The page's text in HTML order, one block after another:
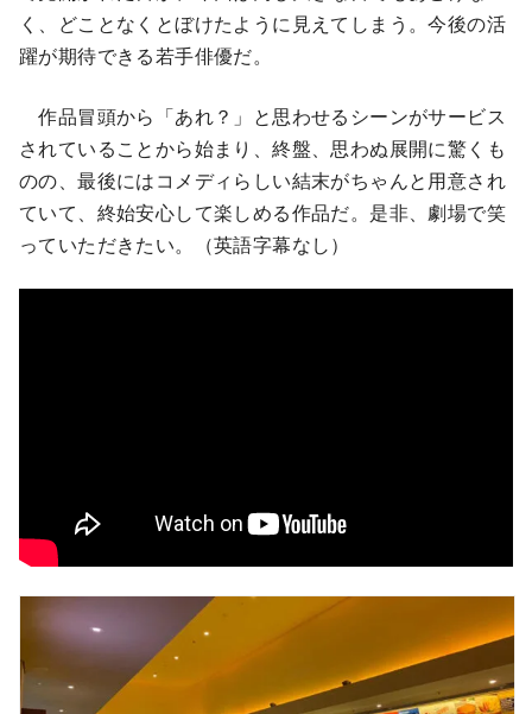
く、どことなくとぼけたように見えてしまう。今後の活
躍が期待できる若手俳優だ。
作品冒頭から「あれ？」と思わせるシーンがサービス
されていることから始まり、終盤、思わぬ展開に驚くも
のの、最後にはコメディらしい結末がちゃんと用意され
ていて、終始安心して楽しめる作品だ。是非、劇場で笑
っていただきたい。（英語字幕なし）